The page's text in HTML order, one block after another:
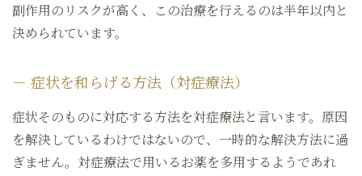
副作用のリスクが高く、この治療を行えるのは半年以内と
決められています。
症状を和らげる方法（対症療法）
症状そのものに対応する方法を対症療法と言います。原因
を解決しているわけではないので、一時的な解決方法に過
ぎません。対症療法で用いるお薬を多用するようであれ